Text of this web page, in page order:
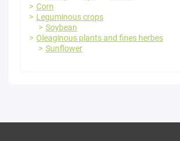
Corn
Leguminous crops
Soybean
Oleaginous plants and fines herbes
Sunflower